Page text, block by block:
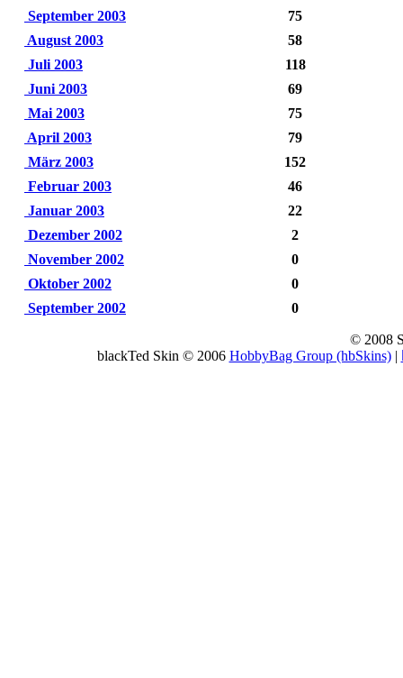
September 2003
75
August 2003
58
Juli 2003
118
Juni 2003
69
Mai 2003
75
April 2003
79
März 2003
152
Februar 2003
46
Januar 2003
22
Dezember 2002
2
November 2002
0
Oktober 2002
0
September 2002
0
© 2008
blackTed Skin © 2006 HobbyBag Group (hbSkins)|